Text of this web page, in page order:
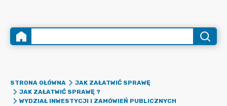
STRONA GŁÓWNA
JAK ZAŁATWIĆ SPRAWĘ
JAK ZAŁATWIĆ SPRAWĘ ?
WYDZIAŁ INWESTYCJI I ZAMÓWIEŃ PUBLICZNYCH